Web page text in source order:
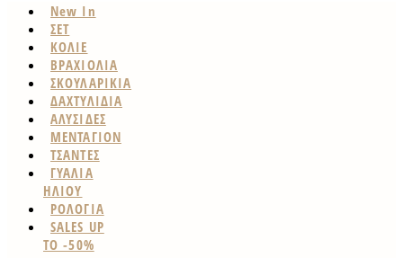
New In
ΣΕΤ
ΚΟΛΙΕ
ΒΡΑΧΙΟΛΙΑ
ΣΚΟΥΛΑΡΙΚΙΑ
ΔΑΧΤΥΛΙΔΙΑ
ΑΛΥΣΙΔΕΣ
ΜΕΝΤΑΓΙΟΝ
ΤΣΑΝΤΕΣ
ΓΥΑΛΙΑ
ΗΛΙΟΥ
ΡΟΛΟΓΙΑ
SALES UP
TO -50%